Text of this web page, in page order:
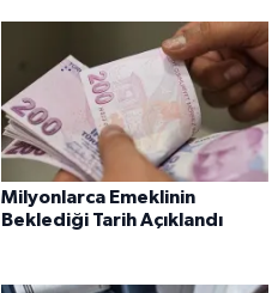
Milyonlarca Emeklinin
Beklediği Tarih Açıklandı